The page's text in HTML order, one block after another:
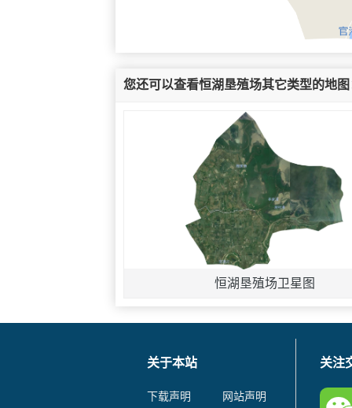
您还可以查看恒湖垦殖场其它类型的地图
恒湖垦殖场卫星图
关于本站
下载声明
网站声明
关注